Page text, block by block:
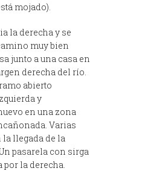
mojado).
la derecha y se
muy bien
junto a una casa en
derecha del río.
abierto
y
en una zona
Varias
llegada de la
pasarela con sirga
la derecha.